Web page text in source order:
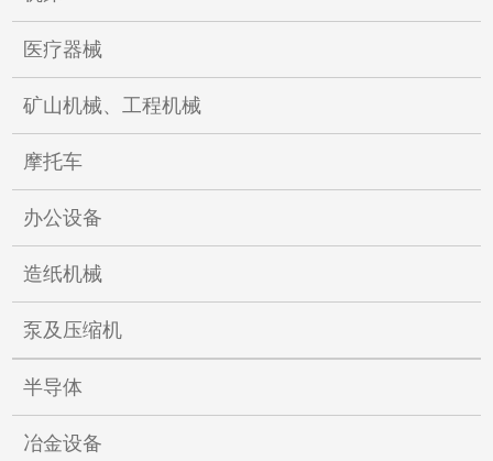
医疗器械
矿山机械、工程机械
摩托车
办公设备
造纸机械
泵及压缩机
半导体
冶金设备